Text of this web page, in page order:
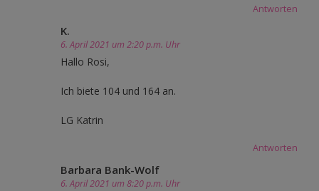
Antworten
K.
6. April 2021 um 2:20 p.m. Uhr
Hallo Rosi,
Ich biete 104 und 164 an.
LG Katrin
Antworten
Barbara Bank-Wolf
6. April 2021 um 8:20 p.m. Uhr